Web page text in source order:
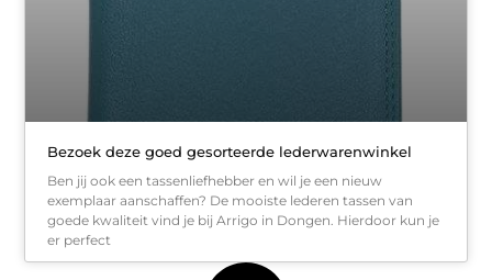
Bezoek deze goed gesorteerde lederwarenwinkel
Ben jij ook een tassenliefhebber en wil je een nieuw
exemplaar aanschaffen? De mooiste lederen tassen van
goede kwaliteit vind je bij Arrigo in Dongen. Hierdoor kun je
er perfect